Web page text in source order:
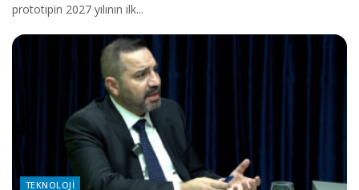
prototipin 2027 yılının ilk...
TEKNOLOJI